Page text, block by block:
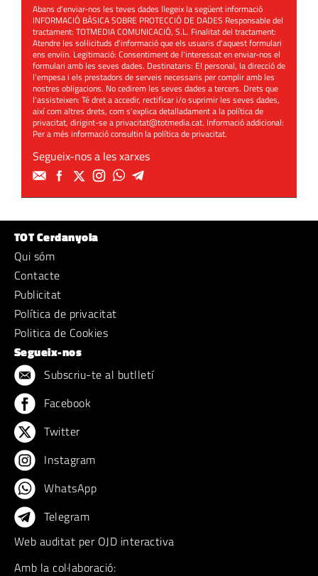
Abans d'enviar-nos les teves dades llegeix la següent informació
INFORMACIÓ BÀSICA SOBRE PROTECCIÓ DE DADES Responsable del
tractament: TOTMEDIA COMUNICACIÓ, S.L. Finalitat del tractament:
Atendre les sol·licituds d'informació que els usuaris d'aquest formulari
ens enviïn. Legitimació: Consentiment de l'interessat en enviar-nos el
formulari amb les seves dades. Destinataris: El personal, la direcció de
l'empesa i els prestadors de serveis necessaris per complir amb les
nostres obligacions. No cedirem les seves dades a tercers. Drets que
l'assisteixen: Té dret a accedir, rectificar i/o suprimir les seves dades,
així com altres drets, com s'explica detalladament a la política de
privacitat, dirigint-se aprivacitat@totmedia.cat. Informació addicional:
Per a més informació consultin lapolítica de privacitat.
Segueix-nos a les xarxes
TOT Cerdanyola
Qui sóm
Contacte
Publicitat
Política de privacitat
Politica de Cookies
Segueix-nos
Subscriu-te al butlletí
Facebook
Twitter
Instagram
WhatsApp
Telegram
Web auditat per OJD interactiva
Amb la col·laboració: